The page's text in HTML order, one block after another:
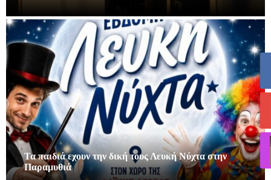
Τα παιδιά εχουν την δική τους Λευκή Νύχτα στην
Παραμυθιά